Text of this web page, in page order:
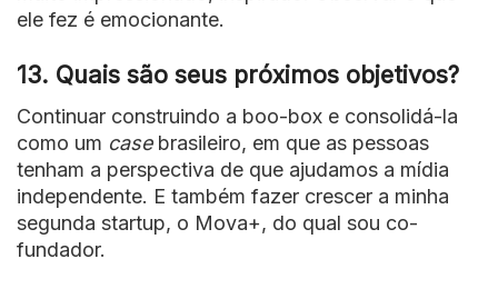
ele fez é emocionante.
13. Quais são seus próximos objetivos?
Continuar construindo a boo-box e consolidá-la
como um casebrasileiro, em que as pessoas
tenham a perspectiva de que ajudamos a mídia
independente. E também fazer crescer a minha
segunda startup, o Mova+, do qual sou co-
fundador.